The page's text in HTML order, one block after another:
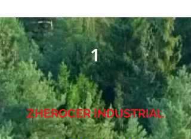
1
ZHEROCER INDUSTRIAL